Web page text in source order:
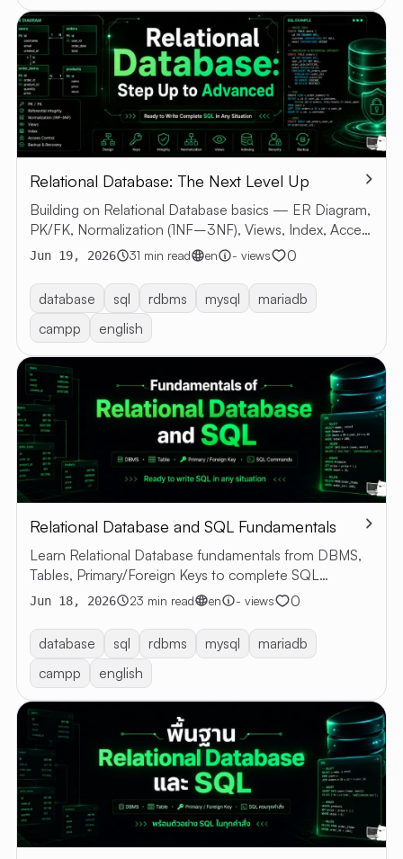
Relational Database: The Next Level Up
Building on Relational Database basics — ER Diagram,
PK/FK, Normalization (1NF–3NF), Views, Index, Access
Control, Backup & Recovery with SQL examples
Jun 19, 2026 31 min read en - views 0
database sql rdbms mysql
mariadb
campp
english
Relational Database and SQL Fundamentals
Learn Relational Database fundamentals from DBMS,
Tables, Primary/Foreign Keys to complete SQL
commands with examples
Jun 18, 2026 23 min read en - views 0
database sql rdbms mysql
mariadb
campp
english